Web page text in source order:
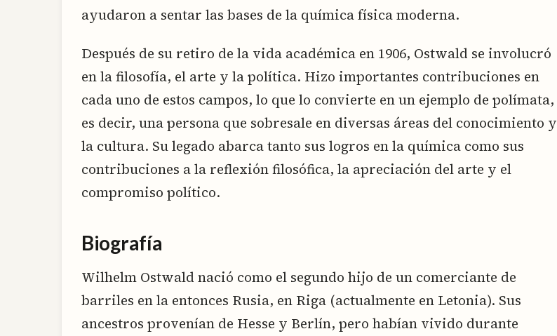
ayudaron a sentar las bases de la química física moderna.
Después de su retiro de la vida académica en 1906, Ostwald se involucró
en la filosofía, el arte y la política. Hizo importantes contribuciones en
cada uno de estos campos, lo que lo convierte en un ejemplo de polímata,
es decir, una persona que sobresale en diversas áreas del conocimiento y
la cultura. Su legado abarca tanto sus logros en la química como sus
contribuciones a la reflexión filosófica, la apreciación del arte y el
compromiso político.
Biografía
Wilhelm Ostwald nació como el segundo hijo de un comerciante de
barriles en la entonces Rusia, en Riga (actualmente en Letonia). Sus
ancestros provenían de Hesse y Berlín, pero habían vivido durante